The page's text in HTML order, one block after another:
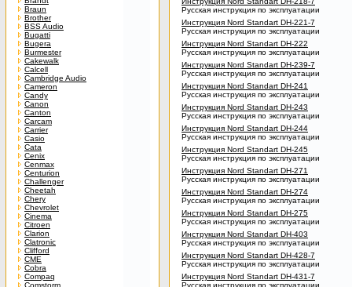
Braun
Brother
BSS Audio
Bugatti
Bugera
Burmester
Cakewalk
Calcell
Cambridge Audio
Cameron
Candy
Canon
Canton
Carcam
Carrier
Casio
Cata
Cenix
Cenmax
Centurion
Challenger
Cheetah
Chery
Chevrolet
Cinema
Citroen
Clarion
Clatronic
Clifford
CME
Cobra
Compaq
Comstorm
Русская инструкция по эксплуатации
Инструкция Nord Standart DH-221-7
Русская инструкция по эксплуатации
Инструкция Nord Standart DH-222
Русская инструкция по эксплуатации
Инструкция Nord Standart DH-239-7
Русская инструкция по эксплуатации
Инструкция Nord Standart DH-241
Русская инструкция по эксплуатации
Инструкция Nord Standart DH-243
Русская инструкция по эксплуатации
Инструкция Nord Standart DH-244
Русская инструкция по эксплуатации
Инструкция Nord Standart DH-245
Русская инструкция по эксплуатации
Инструкция Nord Standart DH-271
Русская инструкция по эксплуатации
Инструкция Nord Standart DH-274
Русская инструкция по эксплуатации
Инструкция Nord Standart DH-275
Русская инструкция по эксплуатации
Инструкция Nord Standart DH-403
Русская инструкция по эксплуатации
Инструкция Nord Standart DH-428-7
Русская инструкция по эксплуатации
Инструкция Nord Standart DH-431-7
Русская инструкция по эксплуатации